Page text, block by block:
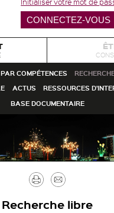
COMPÉTENCES
ACTUS
RESSOURCES
BASE DOCUMENTAIRE
Imprimer
Recherche libre